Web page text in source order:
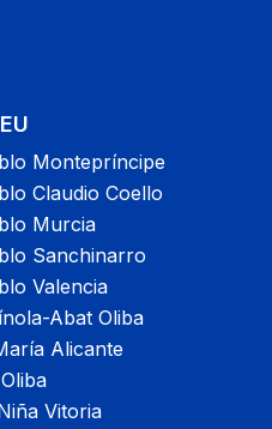
Montepríncipe
Claudio Coello
Murcia
Sanchinarro
Valencia
Abat Oliba
Alicante
Vitoria